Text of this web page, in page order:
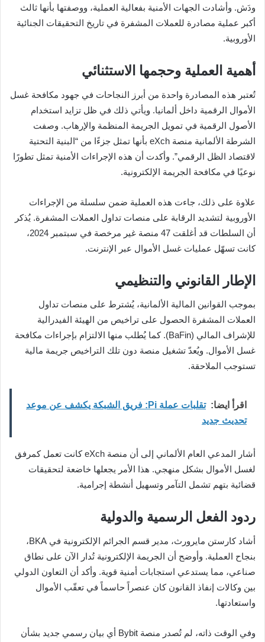
ودَش. وأشادت الجهات الأمنية بفعالية العملية، ووصفتها بأنها ثالث
أكبر عملية مصادرة للعملات المشفرة في تاريخ التحقيقات الجنائية
الأوروبية.
أهمية العملية وحجمها الاستثنائي
تُعتبر هذه المصادرة واحدة من أبرز النجاحات في جهود مكافحة غسل
الأموال الرقمية داخل ألمانيا. ويأتي ذلك في ظل تزايد استخدام
الأصول الرقمية في تمويل الجريمة المنظمة والإرهاب. وصفت
الشرطة الألمانية منصة eXch بأنها تمثل جزءًا من “البنية التحتية
لاقتصاد الظل الرقمي”. وأكدت أن هذه الإجراءات الأمنية تمثل تطورًا
نوعيًا في مكافحة الجريمة الإلكترونية.
علاوة على ذلك، جاءت هذه العملية ضمن سلسلة من الإجراءات
الأوروبية لتشديد الرقابة على منصات تداول العملات المشفرة. يُذكر
أن السلطات قد أغلقت 47 منصة غير مرخصة في سبتمبر 2024،
كانت تسهّل عمليات غسل الأموال عبر الإنترنت.
الإطار القانوني والتنظيمي
بموجب القوانين المالية الألمانية، يُشترط على منصات تداول
العملات المشفرة الحصول على تراخيص من الهيئة الفيدرالية
للإشراف المالي (BaFin). كما يُطلب منها الالتزام بإجراءات مكافحة
غسل الأموال. ويُعدّ تشغيل منصة دون تلك التراخيص جريمة مالية
تستوجب الملاحقة.
اقرأ ايضا:
تقلبات عملة Pi: فريق الشبكة يكشف عن موعد
تحديث جديد
أشار المدعي العام الألماني إلى أن منصة eXch كانت تعمل كمرفق
لغسل الأموال بشكل منهجي. هذا الأمر يجعلها خاضعة لتحقيقات
قضائية بتهم تشمل التآمر وتسهيل أنشطة إجرامية.
ردود الفعل الرسمية والدولية
أشاد كارستن مايرورث، مدير قسم الجرائم الإلكترونية في BKA،
بنجاح العملية. وأوضح أن الجريمة الإلكترونية تُدار الآن على نطاق
صناعي، مما يستدعي استجابات أمنية قوية. وأكد أن التعاون الدولي
بين وكالات إنفاذ القانون كان عنصراً حاسماً في تعقّب الأموال
واستعادتها.
وفي الوقت ذاته، لم تُصدر منصة Bybit أي بيان رسمي جديد بشأن